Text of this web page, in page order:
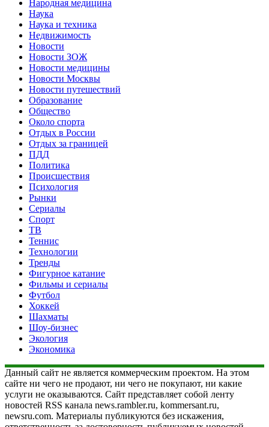
Народная медицина
Наука
Наука и техника
Недвижимость
Новости
Новости ЗОЖ
Новости медицины
Новости Москвы
Новости путешествий
Образование
Общество
Около спорта
Отдых в России
Отдых за границей
ПДД
Политика
Происшествия
Психология
Рынки
Сериалы
Спорт
ТВ
Теннис
Технологии
Тренды
Фигурное катание
Фильмы и сериалы
Футбол
Хоккей
Шахматы
Шоу-бизнес
Экология
Экономика
Данный сайт не является коммерческим проектом. На этом
сайте ни чего не продают, ни чего не покупают, ни какие
услуги не оказываются. Сайт представляет собой ленту
новостей RSS канала news.rambler.ru, kommersant.ru,
newsru.com. Материалы публикуются без искажения,